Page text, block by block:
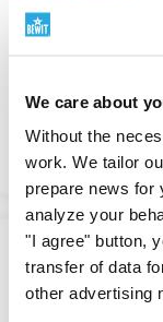
We care about
Without the
work. We tailor
prepare news for
analyze your
"I agree" button,
transfer of data
other advertising
SÚPER PRECIO
-50%